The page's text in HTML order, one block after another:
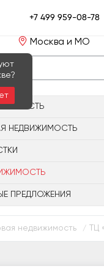
+7 499 959-08-78
Москва и МО
НЕДВИЖИМОСТЬ
ПРЕДЛОЖЕНИЯ
недвижимость /